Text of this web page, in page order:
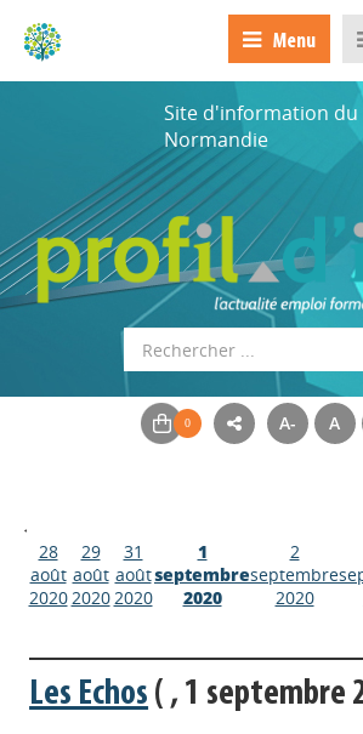
Menu
Site d'information du
Normandie
A- A
28
août
2020
29
août
2020
31
août
2020
1
septembre
2020
2
septembre
2020
Les Echos ( , 1 septembre